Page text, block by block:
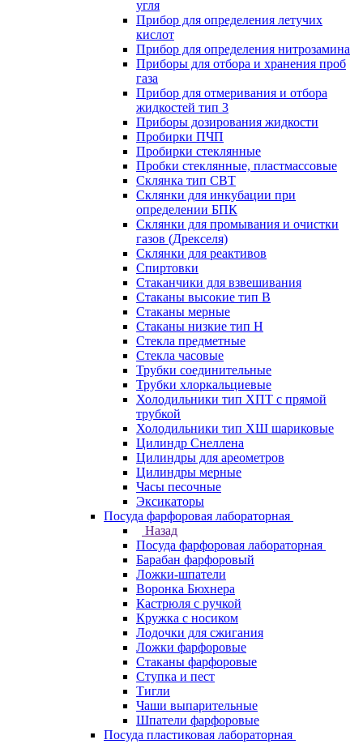
угля
Прибор для определения летучих
кислот
Прибор для определения нитрозамина
Приборы для отбора и хранения проб
газа
Прибор для отмеривания и отбора
жидкостей тип 3
Приборы дозирования жидкости
Пробирки ПЧП
Пробирки стеклянные
Пробки стеклянные, пластмассовые
Склянка тип СВТ
Склянки для инкубации при
определении БПК
Склянки для промывания и очистки
газов (Дрекселя)
Склянки для реактивов
Спиртовки
Стаканчики для взвешивания
Стаканы высокие тип В
Стаканы мерные
Стаканы низкие тип Н
Стекла предметные
Стекла часовые
Трубки соединительные
Трубки хлоркальциевые
Холодильники тип ХПТ с прямой
трубкой
Холодильники тип ХШ шариковые
Цилиндр Снеллена
Цилиндры для ареометров
Цилиндры мерные
Часы песочные
Эксикаторы
Посуда фарфоровая лабораторная
Назад
Посуда фарфоровая лабораторная
Барабан фарфоровый
Ложки-шпатели
Воронка Бюхнера
Кастрюля с ручкой
Кружка с носиком
Лодочки для сжигания
Ложки фарфоровые
Стаканы фарфоровые
Ступка и пест
Тигли
Чаши выпарительные
Шпатели фарфоровые
Посуда пластиковая лабораторная